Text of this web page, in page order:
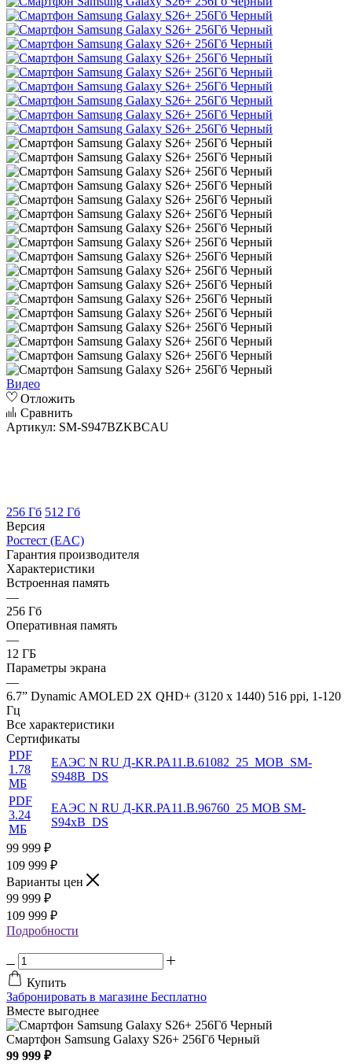
Видео
Отложить
Сравнить
Артикул: SM-S947BZKBCAU
256 Гб 512 Гб
Версия
Ростест (EAC)
Гарантия производителя
Характеристики
Встроенная память
—
256 Гб
Оперативная память
—
12 ГБ
Параметры экрана
—
6.7” Dynamic AMOLED 2X QHD+ (3120 x 1440) 516 ppi, 1-120
Гц
Все характеристики
Сертификаты
PDF
1.78
МБ
ЕАЭС N RU Д-KR.РА11.В.61082_25_MOB_SM-
S948B_DS
PDF
3.24
МБ
ЕАЭС N RU Д-KR.РА11.В.96760_25 MOB SM-
S94xB_DS
99 999 ₽
109 999 ₽
Варианты цен
99 999 ₽
109 999 ₽
Подробности
Купить
Забронировать в магазине Бесплатно
Вместе выгоднее
Смартфон Samsung Galaxy S26+ 256Гб Черный
99 999 ₽